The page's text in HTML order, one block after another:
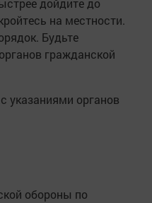
дойдите до
на местности.
Будьте
гражданской
указаниями органов
обороны по